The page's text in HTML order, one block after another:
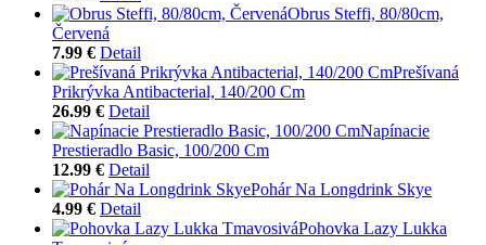
Obrus Steffi, 80/80cm,
Červená
7.99 € Detail
Prešívaná
Prikrývka Antibacterial, 140/200 Cm
26.99 € Detail
Napínacie
Prestieradlo Basic, 100/200 Cm
12.99 € Detail
Pohár Na Longdrink Skye
4.99 € Detail
Pohovka Lazy Lukka